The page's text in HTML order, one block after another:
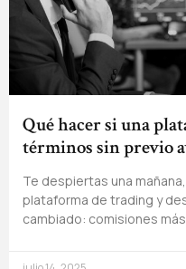
Qué hacer si una
términos sin previo
Te despiertas una
plataforma de trading y
cambiado: comisiones